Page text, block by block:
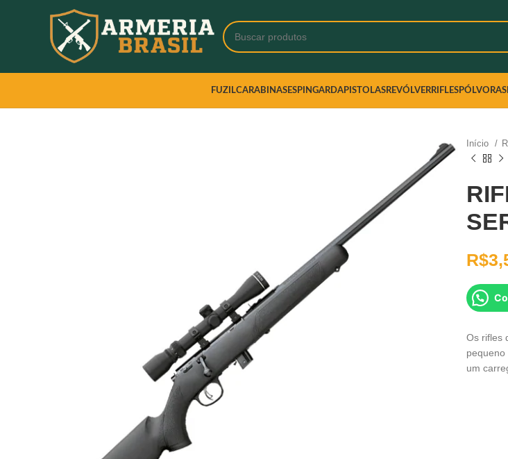
FUZILCARABINASESPINGARDAPISTOLASREVÓLVERRIFLESPÓLVORAS
Início
R$
Os rifles
um